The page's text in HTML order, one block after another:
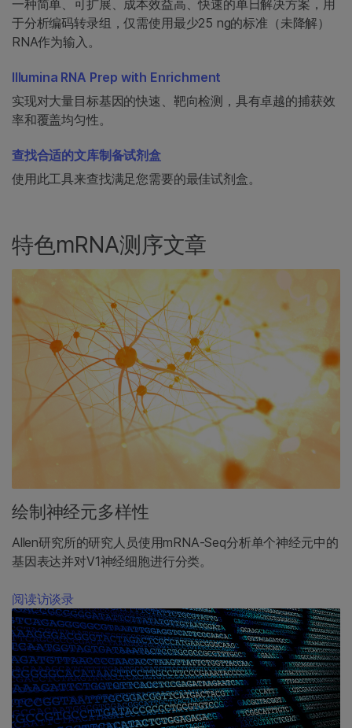
一种简单、可扩展、成本效益高、快速的单日解决方案，用
于分析编码转录组，仅需使用最少25 ng的标准（未降解）
RNA作为输入。
Illumina RNA Prep with Enrichment
实现对大量目标基因的快速、靶向检测，具有卓越的捕获效
率和覆盖均匀性。
查找合适的文库制备试剂盒
使用此工具来查找满足您需要的最佳试剂盒。
特色mRNA测序文章
绘制神经元多样性
Allen研究所的研究人员使用mRNA-Seq分析单个神经元中的
基因表达并对V1神经细胞进行分类。
阅读访谈录